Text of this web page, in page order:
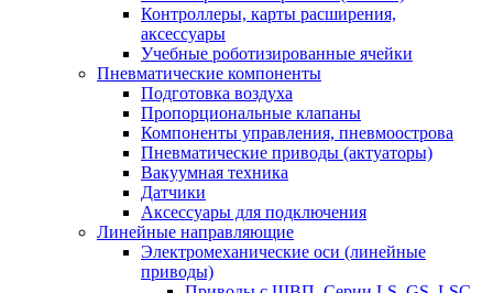
Контроллеры, карты расширения,
аксессуары
Учебные роботизированные ячейки
Пневматические компоненты
Подготовка воздуха
Пропорциональные клапаны
Компоненты управления, пневмоострова
Пневматические приводы (актуаторы)
Вакуумная техника
Датчики
Аксессуары для подключения
Линейные направляющие
Электромеханические оси (линейные
приводы)